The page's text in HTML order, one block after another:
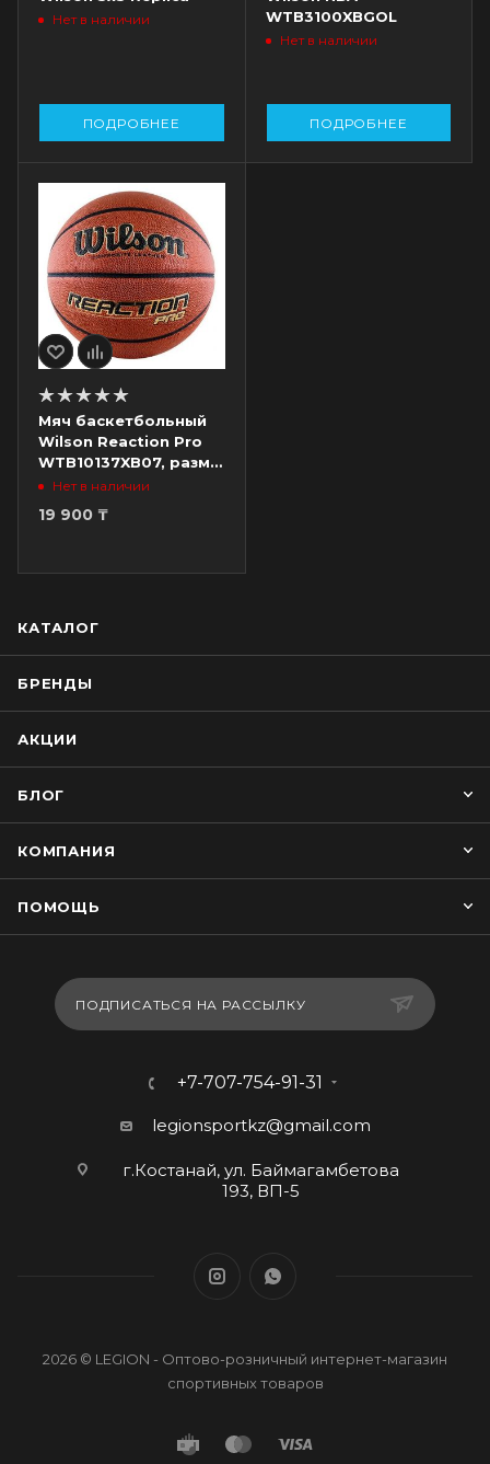
Нет в наличии
ПОДРОБНЕЕ
WTB3100XBGOL
Нет в наличии
ПОДРОБНЕЕ
Мяч баскетбольный
Wilson Reaction Pro
WTB10137XB07, разм.
7 Нет в наличии
19 900 ₸
КАТАЛОГ
БРЕНДЫ
АКЦИИ
БЛОГ
КОМПАНИЯ
ПОМОЩЬ
ПОДПИСАТЬСЯ НА РАССЫЛКУ
+7-707-754-91-31
legionsportkz@gmail.com
г.Костанай, ул. Баймагамбетова
193, ВП-5
2026 © LEGION - Оптово-розничный интернет-магазин
спортивных товаров